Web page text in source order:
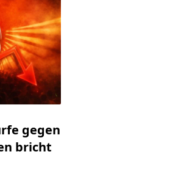
gegen
bricht